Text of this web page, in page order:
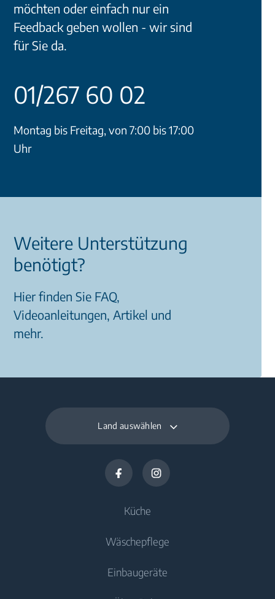
möchten oder einfach nur ein
Feedback geben wollen - wir sind
für Sie da.
01/267 60 02
Montag bis Freitag, von 7:00 bis 17:00
Uhr
Weitere Unterstützung
benötigt?
Hier finden Sie FAQ,
Videoanleitungen, Artikel und
mehr.
Land auswählen
Küche
Kühlen und Gefrieren
Kühlschränke
Wäschepflege
Waschmaschinen
Einbaugeräte